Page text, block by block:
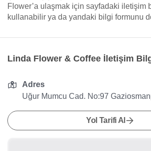
Flower’a ulaşmak için sayfadaki iletişim
kullanabilir ya da yandaki bilgi formunu
Linda Flower & Coffee İletişim
Adres
Uğur Mumcu Cad. No:97
Yol Tarifi Al